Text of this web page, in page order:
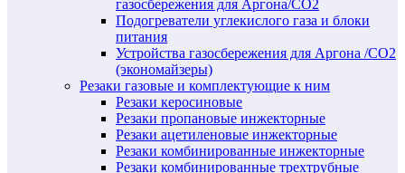
газосбережения для Аргона/СО2
Подогреватели углекислого газа и блоки
питания
Устройства газосбережения для Аргона /СО2
(экономайзеры)
Резаки газовые и комплектующие к ним
Резаки керосиновые
Резаки пропановые инжекторные
Резаки ацетиленовые инжекторные
Резаки комбинированные инжекторные
Резаки комбинированные трехтрубные